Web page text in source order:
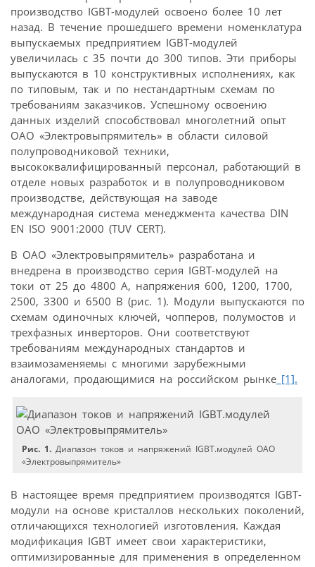
производство IGBT-модулей освоено более 10 лет
назад. В течение прошедшего времени номенклатура
выпускаемых предприятием IGBT-модулей
увеличилась с 35 почти до 300 типов. Эти приборы
выпускаются в 10 конструктивных исполнениях, как
по типовым, так и по нестандартным схемам по
требованиям заказчиков. Успешному освоению
данных изделий способствовал многолетний опыт
ОАО «Электровыпрямитель» в области силовой
полупроводниковой техники,
высококвалифицированный персонал, работающий в
отделе новых разработок и в полупроводниковом
производстве, действующая на заводе
международная система менеджмента качества DIN
EN ISO 9001:2000 (TUV CERT).
В ОАО «Электровыпрямитель» разработана и
внедрена в производство серия IGBT-модулей на
токи от 25 до 4800 А, напряжения 600, 1200, 1700,
2500, 3300 и 6500 В (рис. 1). Модули выпускаются по
схемам одиночных ключей, чопперов, полумостов и
трехфазных инверторов. Они соответствуют
требованиям международных стандартов и
взаимозаменяемы с многими зарубежными
аналогами, продающимися на российском рынке [1].
Рис. 1. Диапазон токов и напряжений IGBT.модулей ОАО
«Электровыпрямитель»
В настоящее время предприятием производятся IGBT-
модули на основе кристаллов нескольких поколений,
отличающихся технологией изготовления. Каждая
модификация IGBT имеет свои характеристики,
оптимизированные для применения в определенном